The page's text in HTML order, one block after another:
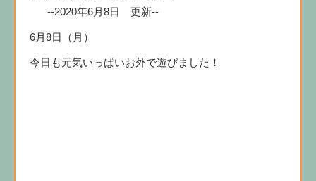
--2020年6月8日 更新--
6月8日（月）
今日も元気いっぱいお外で遊びました！